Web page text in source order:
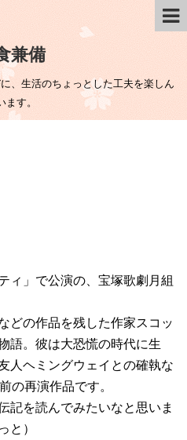
兼備
、生活のちょっとした工夫を楽しん
ます。
ィ」で公演の、宝塚歌劇月組
どの作品を残した作家スコッ
語。彼は大恐慌の時代に生
人ヘミングウェイとの確執な
の再演作品です。
記を読んでみたいなと思いま
と）